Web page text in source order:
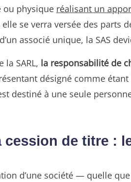
ou physique réalisant un
se verra versée des parts
associé unique, la SAS
la SARL, la responsabilité de
désigné comme
destiné à une seule
cession de titre :
d’une société — quelle